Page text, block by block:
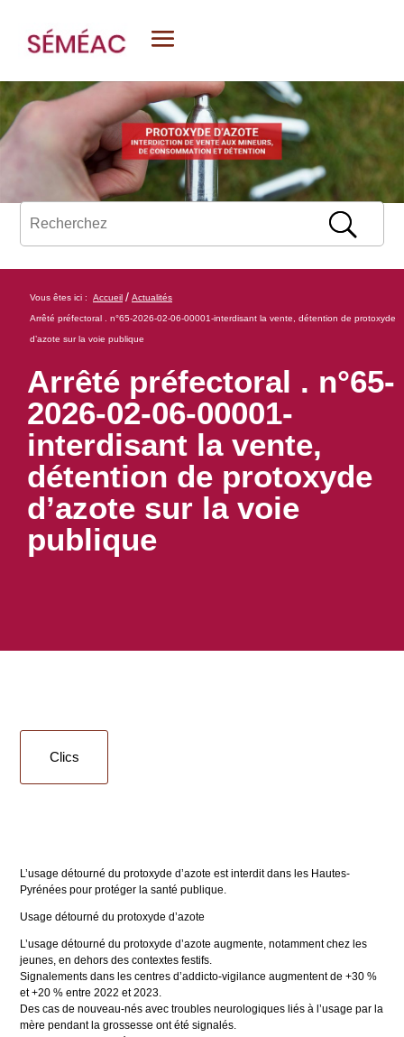
Vous êtes ici : Accueil / Actualités
Arrêté préfectoral . n°65-2026-02-06-00001-interdisant la vente, détention de protoxyde
d’azote sur la voie publique
Arrêté préfectoral . n°65-
2026-02-06-00001-
interdisant la vente,
détention de protoxyde
d’azote sur la voie
publique
Clics
L’usage détourné du protoxyde d’azote est interdit dans les Hautes-
Pyrénées pour protéger la santé publique.
Usage détourné du protoxyde d’azote
L’usage détourné du protoxyde d’azote augmente, notamment chez les
jeunes, en dehors des contextes festifs.
Signalements dans les centres d’addicto-vigilance augmentent de +30 %
et +20 % entre 2022 et 2023.
Des cas de nouveau-nés avec troubles neurologiques liés à l’usage par la
mère pendant la grossesse ont été signalés.